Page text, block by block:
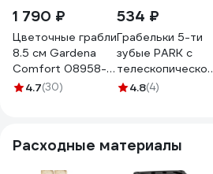
1 790 ₽
Цветочные грабли
8.5 см Gardena
Comfort 08958-
20.000.00
4.7(30)
534 ₽
Грабельки 5-ти
зубые PARK с
телескопической
ручкой CTA101 C
4.8(4)
Расходные материалы